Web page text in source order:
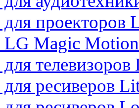
проекторов
LG Magic Motion
ресиверов